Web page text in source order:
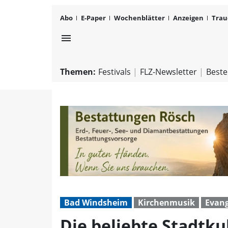
Abo E-Paper Wochenblätter Anzeigen
menu
Themen: Festivals FLZ-Newsletter
Bad Windsheim Kirchenmusik